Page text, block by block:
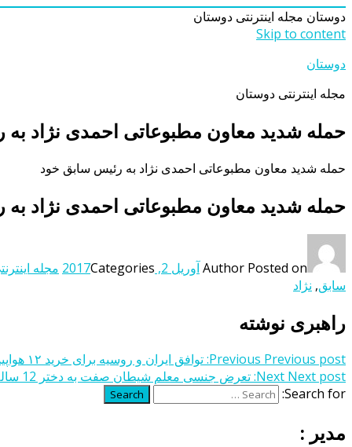
دوستان مجله اینترنتی دوستان
Skip to content
دوستان
مجله اینترنتی دوستان
حمله شدید معاون مطبوعاتی احمدی نژاد
حمله شدید معاون مطبوعاتی احمدی نژاد به رئیس سابق خود
حمله شدید معاون مطبوعاتی احمدی نژاد
Author Posted on آوریل 2, 2017 Categories مجله
سابق, نژاد
راهبری نوشته
Previous Previous post:
توافق ایران و روسیه برای خرید ۱۲ هواپیمای مسافربری
Next Next post:
تعرض جنسی معلم شیطان صفت به دختر 12 ساله +عکس
Search for:
Search
مدیر :